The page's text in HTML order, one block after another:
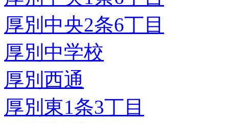
厚別中央2条6丁目
厚別中学校
厚別西通
厚別東1条3丁目